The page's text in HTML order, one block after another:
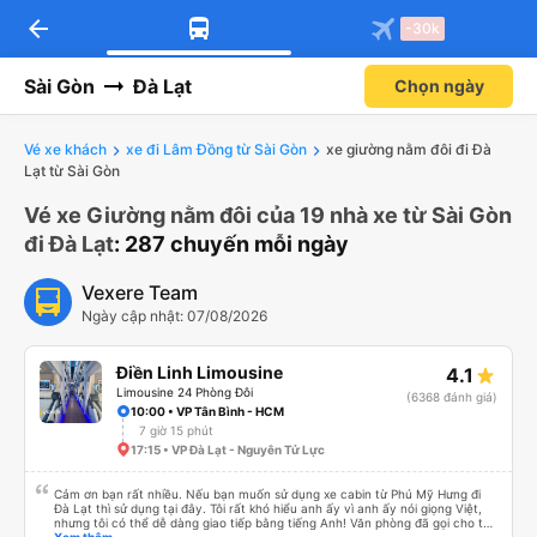
arrow_back -30k
Sài Gòn Đà Lạt Chọn ngày
Vé xe khách xe đi Lâm Đồng từ Sài Gòn
xe giường nằm đôi đi Đà
Lạt từ Sài Gòn
Vé xe Giường nằm đôi của 19 nhà xe từ Sài Gòn
đi Đà Lạt: 287 chuyến mỗi ngày
Vexere Team
Ngày cập nhật: 07/08/2026
Điền Linh Limousine
Limousine 24 Phòng Đôi
4.1
(6368 đánh giá)
10:00 • VP Tân Bình - HCM
7 giờ 15 phút
17:15 • VP Đà Lạt - Nguyên Tử Lực
Cảm ơn bạn rất nhiều. Nếu bạn muốn sử dụng xe cabin từ Phú Mỹ Hưng đi
Đà Lạt thì sử dụng tại đây. Tôi rất khó hiểu anh ấy vì anh ấy nói giọng Việt,
nhưng tôi có thể dễ dàng giao tiếp bằng tiếng Anh! Văn phòng đã gọi cho tôi